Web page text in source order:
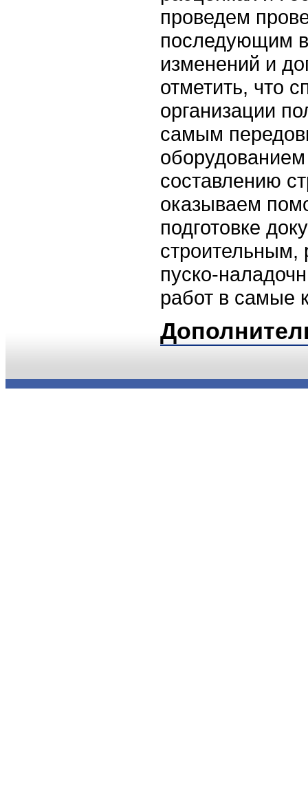
проведем
последующим
изменений и
отметить, что
организации
самым
составлению
оказываем
подготовке
пуско-
работ в самые